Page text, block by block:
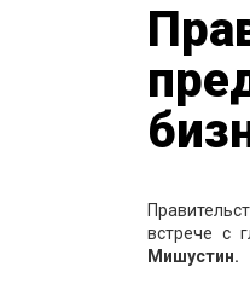
встрече с
Мишустин.